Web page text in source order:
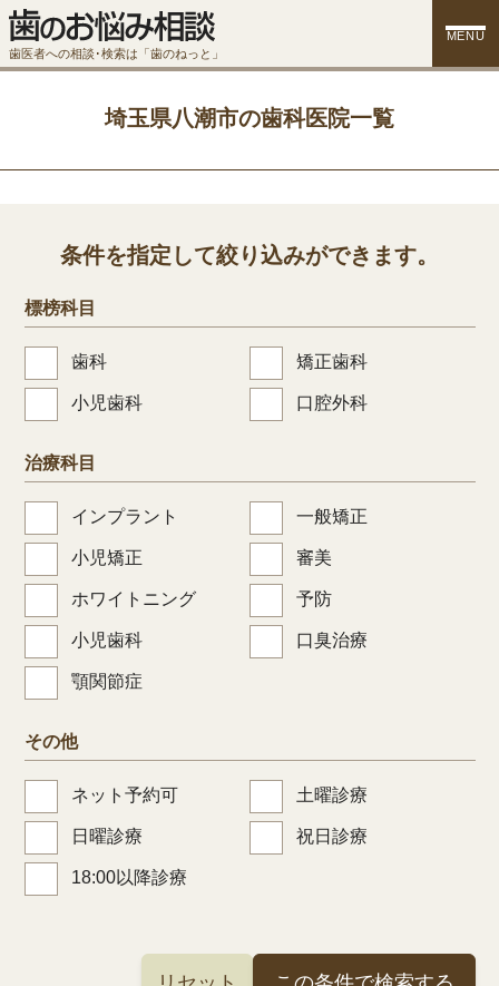
歯医者への相談･検索は「歯のねっと」
MENU
埼玉県八潮市の歯科医院一覧
条件を指定して絞り込みができます。
標榜科目
歯科 矯正歯科
小児歯科 口腔外科
治療科目
インプラント 一般矯正
小児矯正 審美
ホワイトニング 予防
小児歯科 口臭治療
顎関節症
その他
ネット予約可 土曜診療
日曜診療 祝日診療
18:00以降診療